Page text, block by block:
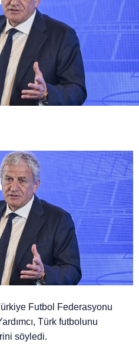
Futbol Federasyonu
Türk futbolunu
söyledi.